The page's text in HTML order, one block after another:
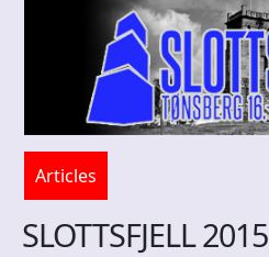
Articles
SLOTTSFJELL 2015